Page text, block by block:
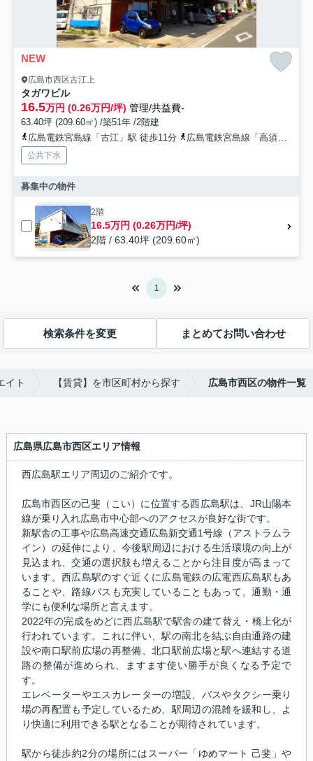
NEW
広島市西区古江上
タガワビル
16.5万円 (0.26万円/坪) 管理/共益費-
63.40坪 (209.60㎡) /築51年 /2階建
広島電鉄宮島線「古江」駅 徒歩11分
広島電鉄宮島線「高須」駅 徒歩13分
公共下水
募集中の物件
2階
16.5万円 (0.26万円/坪)
2階 / 63.40坪 (209.60㎡)
1
検索条件を変更 まとめてお問い合わせ
イト 【賃貸】を市区町村から探す 広島市西区の物件一覧
広島県広島市西区エリア情報
西広島駅エリア周辺のご紹介です。
広島市西区の己斐（こい）に位置する西広島駅は、JR山陽本
線が乗り入れ広島市中心部へのアクセスが良好な街です。
新駅舎の工事や広島高速交通広島新交通1号線（アストラムラ
イン）の延伸により、今後駅周辺における生活環境の向上が
見込まれ、交通の選択肢も増えることから注目度が高まって
います。西広島駅のすぐ近くに広島電鉄の広電西広島駅もあ
ることや、路線バスも充実していることもあって、通勤・通
学にも便利な場所と言えます。
2022年の完成をめどに西広島駅で駅舎の建て替え・橋上化が
行われています。これに伴い、駅の南北を結ぶ自由通路の建
設や南口駅前広場の再整備、北口駅前広場と駅へ連結する道
路の整備が進められ、ますます使い勝手が良くなる予定で
す。
エレベーターやエスカレーターの増設、バスやタクシー乗り
場の再配置も予定しているため、駅周辺の混雑を緩和し、よ
り快適に利用できる駅となることが期待されています。
駅から徒歩約2分の場所にはスーパー「ゆめマート 己斐」や